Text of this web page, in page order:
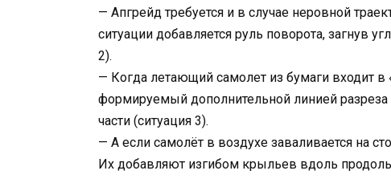
— Апгрейд требуется и в случае неровной
ситуации добавляется руль поворота, загнув
2).
— Когда летающий самолет из бумаги входит в
формируемый дополнительной линией
части (ситуация 3).
— А если самолёт в воздухе заваливается на
Их добавляют изгибом крыльев вдоль